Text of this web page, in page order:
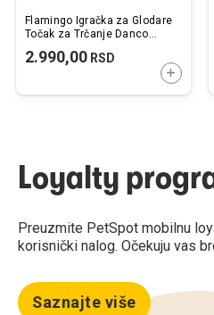
Flamingo Igračka za Glodare
Točak za Trčanje Danco
2.990,00 RSD
Loyalty
Preuzmite PetSpot mobilnu
korisnički nalog. Očekuju vas
Saznajte više